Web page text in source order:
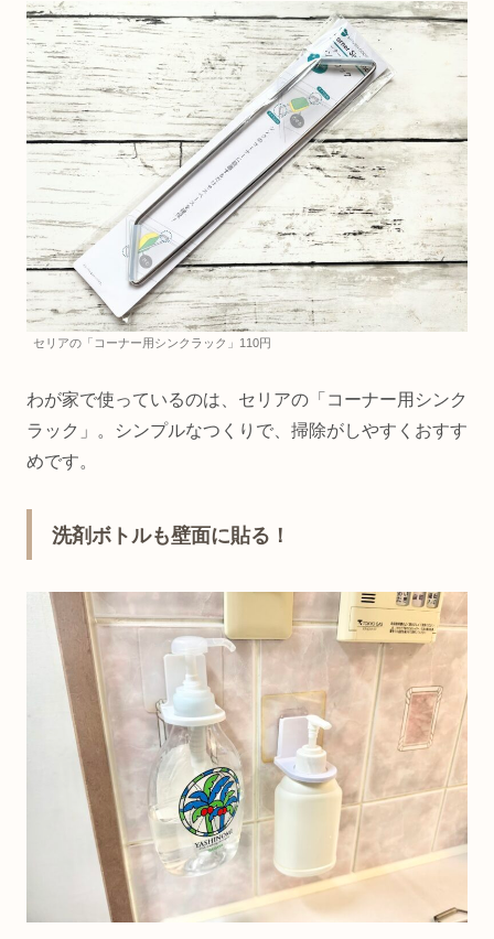
セリアの「コーナー用シンクラック」110円
わが家で使っているのは、セリアの「コーナー用シンク
ラック」。シンプルなつくりで、掃除がしやすくおすす
めです。
洗剤ボトルも壁面に貼る！